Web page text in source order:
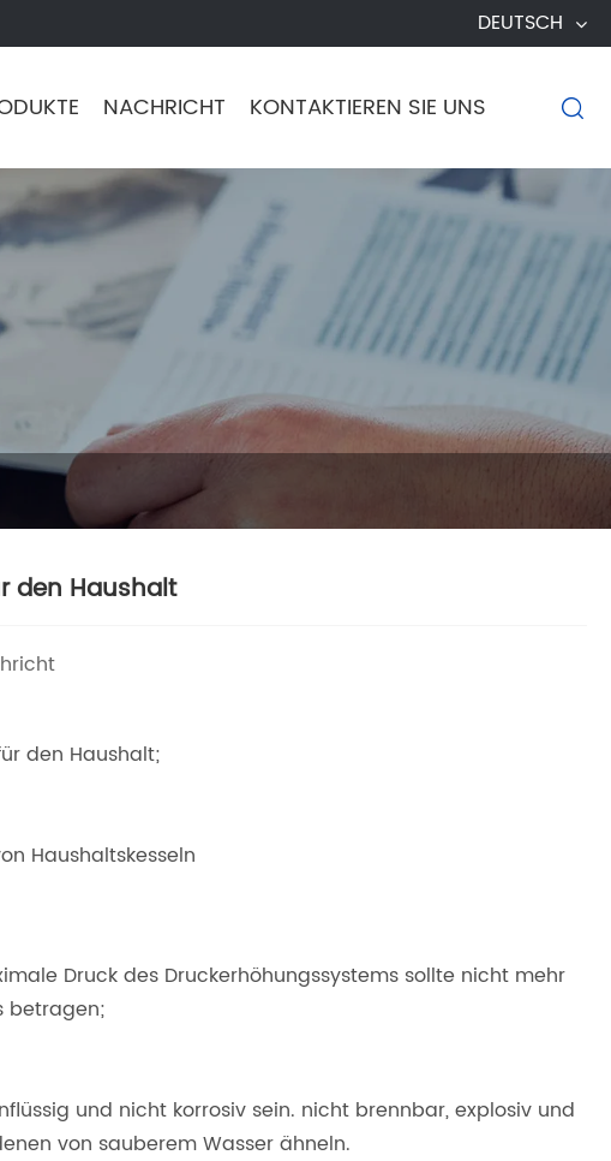
DEUTSCH
NACHRICHT KONTAKTIEREN SIE UNS 
den Haushalt
den Haushalt;
Haushaltskesseln
Druck des Druckerhöhungssystems sollte nicht mehr
betragen;
und nicht korrosiv sein. nicht brennbar, explosiv und
von sauberem Wasser ähneln.